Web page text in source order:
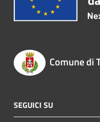
Comune di
SEGUICI SU